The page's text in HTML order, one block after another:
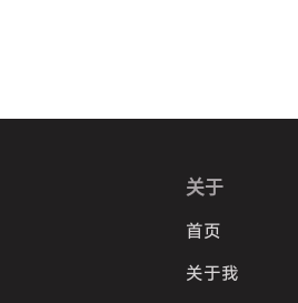
关于
首页
关于我